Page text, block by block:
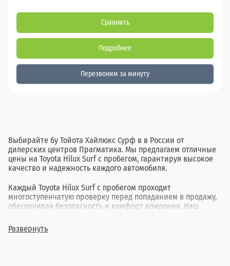
Сравнить
Подробнее
Перезвоним за минуту
Выбирайте бу Тойота Хайлюкс Сурф в в России от
дилерских центров Прагматика. Мы предлагаем отличные
цены на Toyota Hilux Surf с пробегом, гарантируя высокое
качество и надежность каждого автомобиля.
Каждый Toyota Hilux Surf с пробегом проходит
многоступенчатую проверку перед попаданием в продажу,
обеспечивая безопасность и комфорт вождения. Наш
года выпуска, позволяя найти идеальный вариант для
каждого клиента.
Развернуть